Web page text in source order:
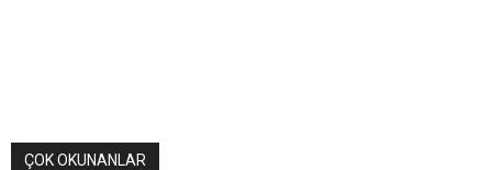
ÇOK OKUNANLAR